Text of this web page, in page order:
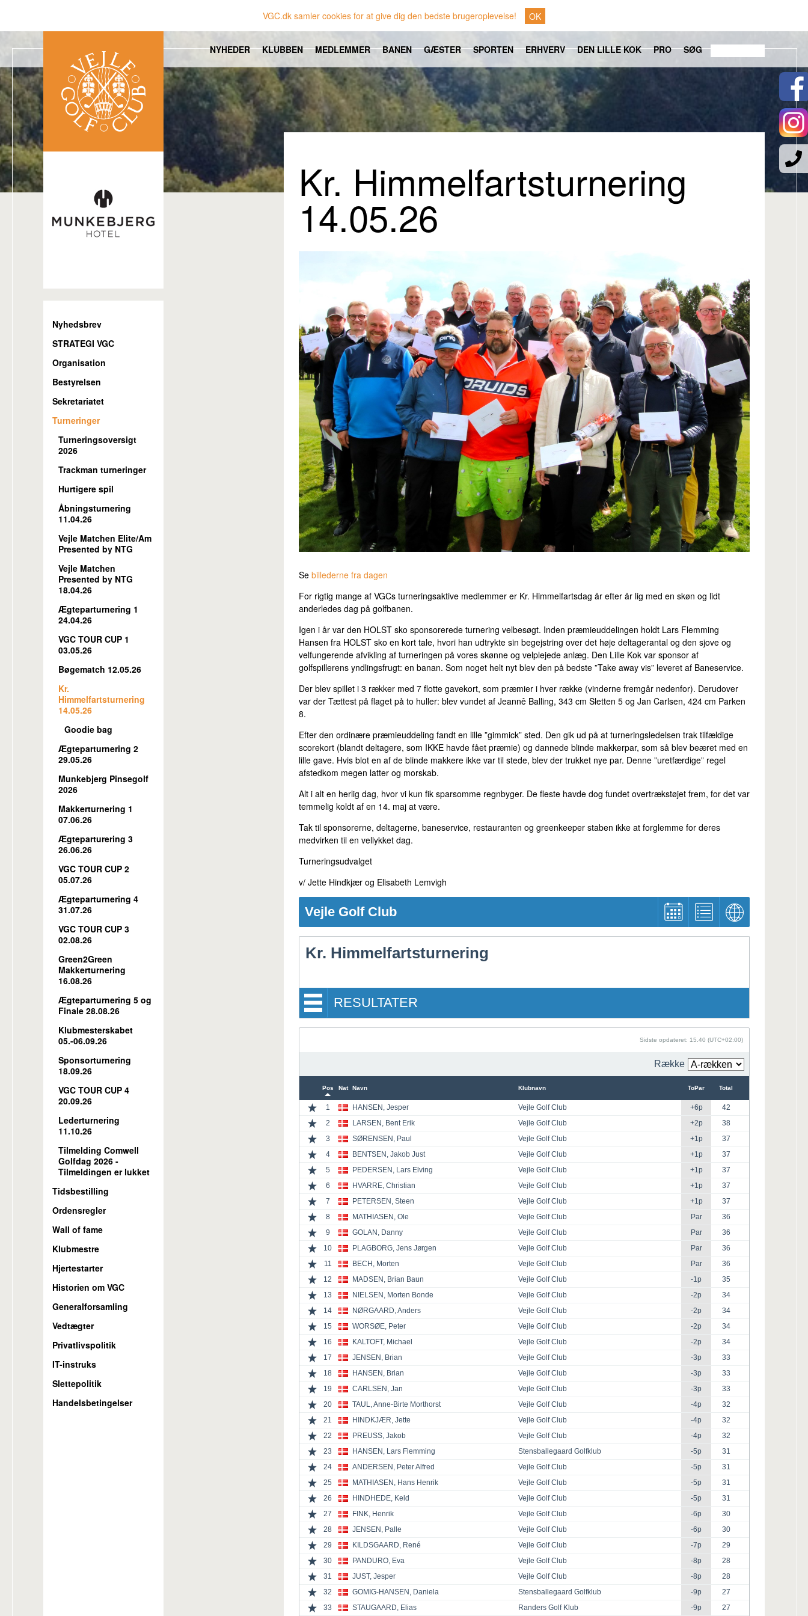
VGC.dk samler cookies for at give dig den bedste brugeroplevelse! OK
NYHEDER KLUBBEN MEDLEMMER BANEN GÆSTER SPORTEN ERHVERV DEN LILLE KOK PRO SØG
Nyhedsbrev
STRATEGI VGC
Organisation
Bestyrelsen
Sekretariatet
Turneringer
Turneringsoversigt
2026
Trackman turneringer
Hurtigere spil
Åbningsturnering
11.04.26
Vejle Matchen Elite/Am
Presented by NTG
Vejle Matchen
Presented by NTG
18.04.26
Ægteparturnering 1
24.04.26
VGC TOUR CUP 1
03.05.26
Bøgematch 12.05.26
Kr.
Himmelfartsturnering
14.05.26
Goodie bag
Ægteparturnering 2
29.05.26
Munkebjerg Pinsegolf
2026
Makkerturnering 1
07.06.26
Ægteparturering 3
26.06.26
VGC TOUR CUP 2
05.07.26
Ægteparturnering 4
31.07.26
VGC TOUR CUP 3
02.08.26
Green2Green
Makkerturnering
16.08.26
Ægteparturnering 5 og
Finale 28.08.26
Klubmesterskabet
05.-06.09.26
Sponsorturnering
18.09.26
VGC TOUR CUP 4
20.09.26
Lederturnering
11.10.26
Tilmelding Comwell
Golfdag 2026 -
Tilmeldingen er lukket
Tidsbestilling
Ordensregler
Wall of fame
Klubmestre
Hjertestarter
Historien om VGC
Generalforsamling
Vedtægter
Privatlivspolitik
IT-instruks
Slettepolitik
Handelsbetingelser
Kr. Himmelfartsturnering
14.05.26
Se billederne fra dagen
For rigtig mange af VGCs turneringsaktive medlemmer er Kr. Himmelfartsdag år efter år lig med en skøn og lidt
anderledes dag på golfbanen.
Igen i år var den HOLST sko sponsorerede turnering velbesøgt. Inden præmieuddelingen holdt Lars Flemming
Hansen fra HOLST sko en kort tale, hvori han udtrykte sin begejstring over det høje deltagerantal og den sjove og
velfungerende afvikling af turneringen på vores skønne og velplejede anlæg. Den Lille Kok var sponsor af
golfspillerens yndlingsfrugt: en banan. Som noget helt nyt blev den på bedste ”Take away vis” leveret af Baneservice.
Der blev spillet i 3 rækker med 7 flotte gavekort, som præmier i hver række (vinderne fremgår nedenfor). Derudover
var der Tættest på flaget på to huller: blev vundet af Jeannê Balling, 343 cm Sletten 5 og Jan Carlsen, 424 cm Parken
8.
Efter den ordinære præmieuddeling fandt en lille ”gimmick” sted. Den gik ud på at turneringsledelsen trak tilfældige
scorekort (blandt deltagere, som IKKE havde fået præmie) og dannede blinde makkerpar, som så blev beæret med en
lille gave. Hvis blot en af de blinde makkere ikke var til stede, blev der trukket nye par. Denne ”uretfærdige” regel
afstedkom megen latter og morskab.
Alt i alt en herlig dag, hvor vi kun fik sparsomme regnbyger. De fleste havde dog fundet overtrækstøjet frem, for det var
temmelig koldt af en 14. maj at være.
Tak til sponsorerne, deltagerne, baneservice, restauranten og greenkeeper staben ikke at forglemme for deres
medvirken til en vellykket dag.
Turneringsudvalget
v/ Jette Hindkjær og Elisabeth Lemvigh
Vejle Golf Club
Kr. Himmelfartsturnering
RESULTATER
Sidste opdateret: 15.40 (UTC+02:00)
Række
Pos Nat Navn Klubnavn ToPar Total
1 HANSEN, Jesper Vejle Golf Club +6p
42
2
LARSEN, Bent Erik Vejle Golf Club +2p
38
3
SØRENSEN, Paul Vejle Golf Club +1p
37
4
BENTSEN, Jakob Just Vejle Golf Club +1p
37
5
PEDERSEN, Lars Elving Vejle Golf Club +1p
37
6
HVARRE, Christian Vejle Golf Club +1p
37
7
PETERSEN, Steen Vejle Golf Club +1p
37
8
MATHIASEN, Ole Vejle Golf Club Par
36
9
GOLAN, Danny Vejle Golf Club Par
36
10
PLAGBORG, Jens Jørgen Vejle Golf Club Par
36
11
BECH, Morten Vejle Golf Club Par
36
12
MADSEN, Brian Baun Vejle Golf Club -1p
35
13
NIELSEN, Morten Bonde Vejle Golf Club -2p
34
14
NØRGAARD, Anders Vejle Golf Club -2p
34
15
WORSØE, Peter Vejle Golf Club -2p
34
16
KALTOFT, Michael Vejle Golf Club -2p
34
17
JENSEN, Brian Vejle Golf Club -3p
33
18
HANSEN, Brian Vejle Golf Club -3p
33
19
CARLSEN, Jan Vejle Golf Club -3p
33
20
TAUL, Anne-Birte Morthorst Vejle Golf Club -4p
32
21
HINDKJÆR, Jette Vejle Golf Club -4p
32
22
PREUSS, Jakob Vejle Golf Club -4p
32
23
HANSEN, Lars Flemming Stensballegaard Golfklub -5p
31
24
ANDERSEN, Peter Alfred Vejle Golf Club -5p
31
25
MATHIASEN, Hans Henrik Vejle Golf Club -5p
31
26
HINDHEDE, Keld Vejle Golf Club -5p
31
27
FINK, Henrik Vejle Golf Club -6p
30
28
JENSEN, Palle Vejle Golf Club -6p
30
29
KILDSGAARD, René Vejle Golf Club -7p
29
30
PANDURO, Eva Vejle Golf Club -8p
28
31
JUST, Jesper Vejle Golf Club -8p
28
32
GOMIG-HANSEN, Daniela Stensballegaard Golfklub -9p
27
33
STAUGAARD, Elias Randers Golf Klub -9p 27